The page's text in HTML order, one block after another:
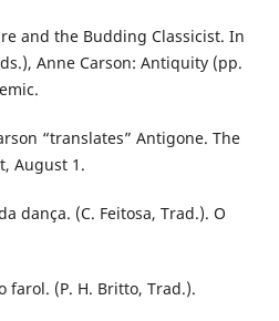
and the Budding Classicist. In
Anne Carson: Antiquity (pp.
“translates” Antigone. The
August 1.
dança. (C. Feitosa, Trad.). O
farol. (P. H. Britto, Trad.).